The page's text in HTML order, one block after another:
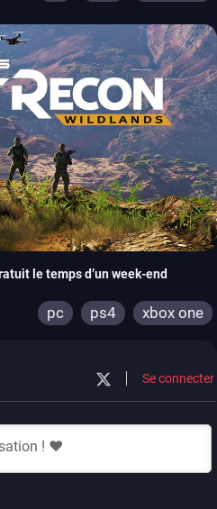
le temps d’un week-end
pc ps4 xbox one
Se connecter